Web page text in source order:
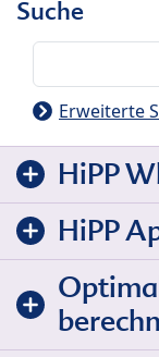
Suche
Erweiterte
HiPP
HiPP